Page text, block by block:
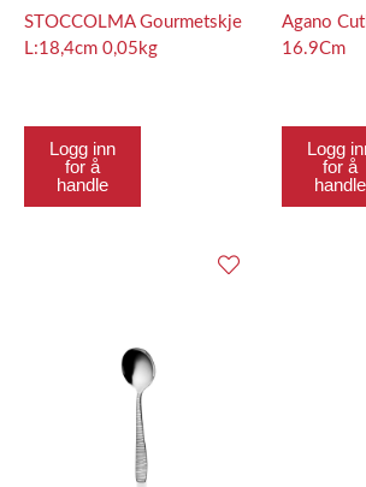
STOCCOLMA Gourmetskje
L:18,4cm 0,05kg
Logg inn
for å
handle
Agano
16.9Cm
Logg
for å
handle